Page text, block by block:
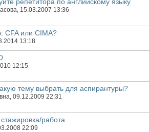
репетитора по английскому языку
, 15.03.2007 13:36
CFA или СIMA?
13:18
12:15
тему выбрать для аспирантуры?
, 09.12.2009 22:31
работа
22:09